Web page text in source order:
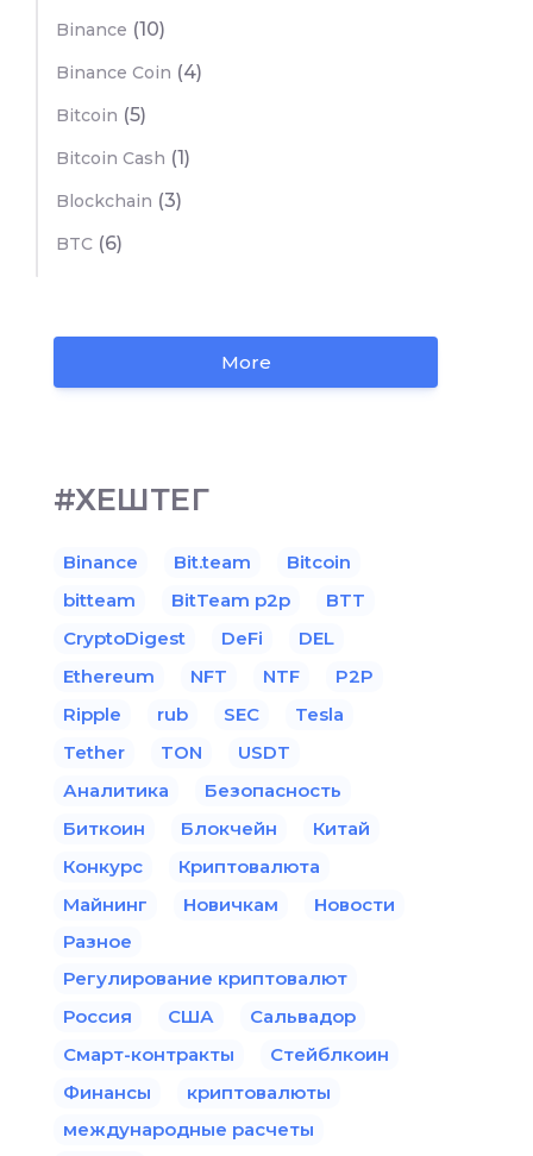
Binance (10)
Binance Coin (4)
Bitcoin (5)
Bitcoin Cash (1)
Blockchain (3)
BTC (6)
More
#ХЕШТЕГ
Binance Bit.team
Bitcoin
bitteam
BitTeam p2p
BTT
CryptoDigest
DeFi
DEL
Ethereum
NFT NTF
P2P
Ripple
rub SEC
Tesla
Tether
TON
USDT
Аналитика
Безопасность
Биткоин
Блокчейн
Китай
Конкурс
Криптовалюта
Майнинг
Новичкам
Новости
Разное
Регулирование криптовалют
Россия
США
Сальвадор
Смарт-контракты
Стейблкоин
Финансы
криптовалюты
международные расчеты